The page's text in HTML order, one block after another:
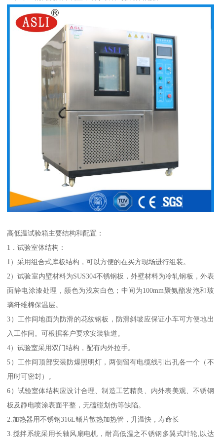
高低温试验箱主要结构和配置：
1．试验室体结构：
1）采用组合式库板结构，可以方便的在买方现场进行组装。
2）试验室内壁材料为SUS304不锈钢板，外壁材料为冷轧钢板，外表
面静电涂漆处理，颜色为浅灰白色；中间为100mm聚氨酯发泡和玻
璃纤维棉保温层。
3）工作间地面为防滑的花纹钢板，防滑斜坡应保证小车可方便地出
入工作间。可根据客户要求安装轨道。
4）试验室采用双门结构，配有内外拉手。
5）工作间顶部安装防爆照明灯，两侧留有电缆线引出孔各一个（不
用时可密封）。
6）试验室体结构应设计合理、制造工艺精良、内外表美观、不锈钢
板及静电喷涂表面平整，无磕碰划伤等缺陷。
2.加热器用不锈钢316L鳍片散热加热管，升温快，寿命长
3.搅拌系统采用长轴风扇电机，耐高低温之不锈钢多翼式叶轮,以达